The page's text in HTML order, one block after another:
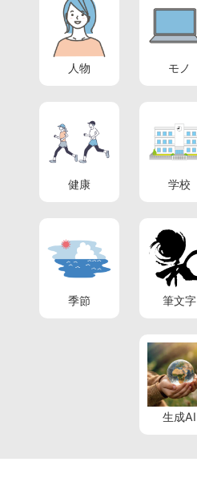
人物 モノ
健康 学校
季節 筆文字
生成AI